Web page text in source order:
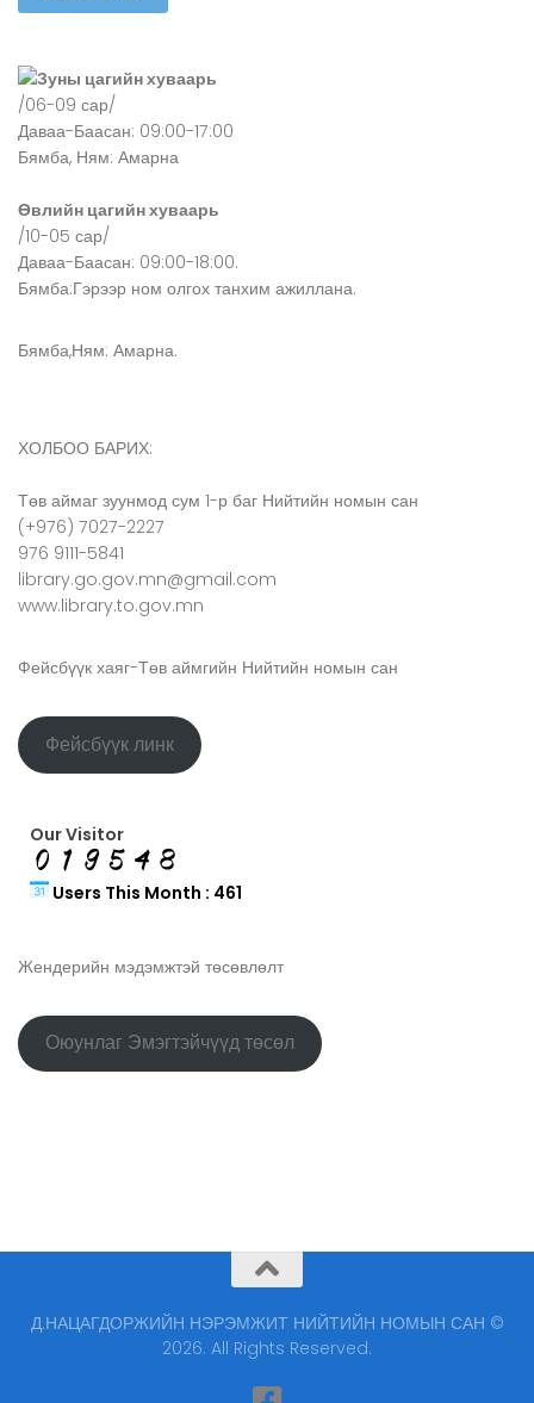
Зуны цагийн хуваарь
/06-09 сар/
Даваа-Баасан: 09:00-17:00
Бямба, Ням: Амарна
Өвлийн цагийн хуваарь
/10-05 сар/
Даваа-Баасан: 09:00-18:00.
Бямба:Гэрээр ном олгох танхим ажиллана.
Бямба,Ням: Амарна.
ХОЛБОО БАРИХ:
Төв аймаг зуунмод сум 1-р баг Нийтийн номын сан
(+976) 7027-2227
976 9111-5841
library.go.gov.mn@gmail.com
www.library.to.gov.mn
Фейсбүүк хаяг-Төв аймгийн Нийтийн номын сан
Фейсбүүк линк
Our Visitor
Users This Month : 461
Жендерийн мэдэмжтэй төсөвлөлт
Оюунлаг Эмэгтэйчүүд төсөл
Д.НАЦАГДОРЖИЙН НЭРЭМЖИТ НИЙТИЙН НОМЫН САН ©
2026. All Rights Reserved.